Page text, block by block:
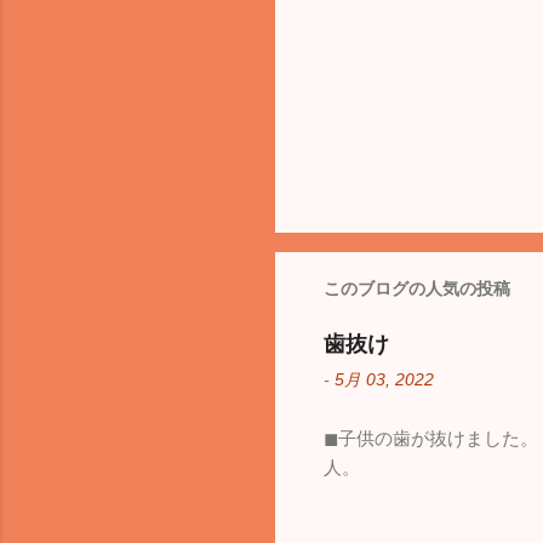
このブログの人気の投稿
歯抜け
- 5月 03, 2022
◼︎子供の歯が抜けました
人。